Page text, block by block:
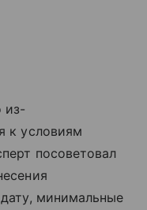
из-
к условиям
посоветовал
минимальные